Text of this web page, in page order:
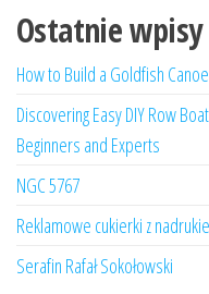
Ostatnie wpisy
How to Build a Goldfish
Discovering Easy DIY Row
Beginners and Experts
NGC 5767
Reklamowe cukierki z
Serafin Rafał Sokołowski